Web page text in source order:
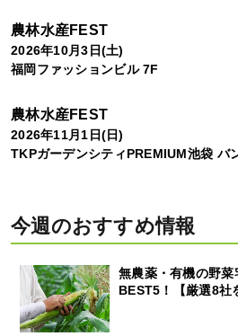
農林水産FEST
2026年10月3日(土)
福岡ファッションビル 7F
農林水産FEST
2026年11月1日(日)
TKPガーデンシティPREMIUM池袋 バ
今週のおすすめ情報
無農薬・有機の野
BEST5！【厳選8社